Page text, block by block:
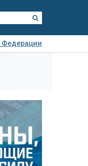
Федерации